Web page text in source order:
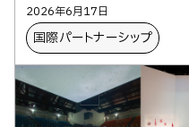
2026年6月17日
国際パートナーシップ